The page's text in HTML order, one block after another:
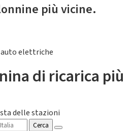
più vicine.
auto elettriche
di ricarica più
delle stazioni
Cerca